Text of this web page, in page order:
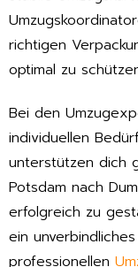
richtigen
optimal zu
Bei den
individuellen
unterstützen dich
Potsdam nach
erfolgreich zu
ein
professionellen